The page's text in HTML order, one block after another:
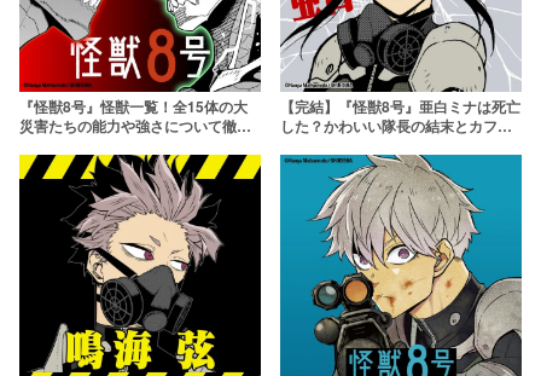
『怪獣8号』怪獣一覧！全15体の大
災害たちの能力や強さについて徹底
【完結】『怪獣8号』亜白ミナは死亡
した？かわいい隊長の結末とカフカ